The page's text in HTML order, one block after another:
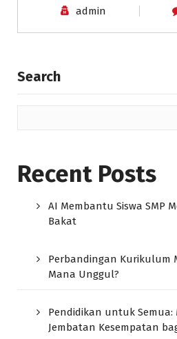
admin
Search
Recent Posts
AI Membantu Siswa SMP
Bakat
Perbandingan Kurikulum
Mana Unggul?
Pendidikan untuk Semua:
Jembatan Kesempatan